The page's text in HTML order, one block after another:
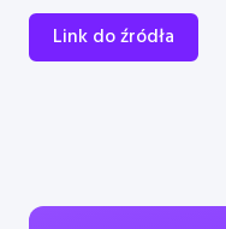
Link do źródła